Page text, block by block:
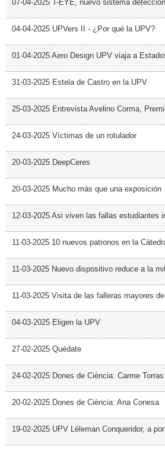
07-04-2025 T-EYE, nuevo sistema
04-04-2025 UPVers II - ¿Por qué la UPV?
01-04-2025 Aero Design UPV viaja a
31-03-2025 Estela de Castro en la UPV
25-03-2025 Entrevista Avelino Corma,
24-03-2025 Víctimas de un rotulador
20-03-2025 DeepCeres
20-03-2025 Mucho más que una exposición
12-03-2025 Asi viven las fallas estudiantes
11-03-2025 10 nuevos patronos en la
11-03-2025 Nuevo dispositivo reduce a la
11-03-2025 Visita de las falleras mayores
04-03-2025 Eligen la UPV
27-02-2025 Quédate
24-02-2025 Dones de Ciència: Carme Torras
20-02-2025 Dones de Ciència: Ana Conesa
19-02-2025 UPV Léleman Conqueridor, a